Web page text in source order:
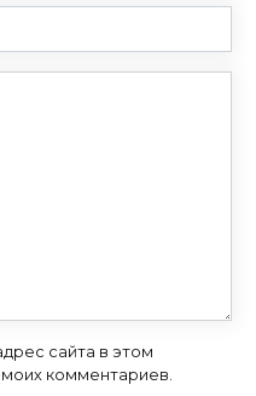
сайта в этом
комментариев.